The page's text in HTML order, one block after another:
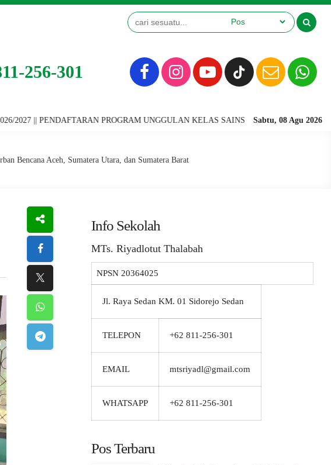
256-301
Sabtu, 08 Agu 2026
PROGRAM UNGGULAN KELAS SAINS TERINTEGRASI & KELAS
Bencana Aceh, Sumatera Utara, dan Sumatera Barat
Info Sekolah
MTs. Riyadlotut Thalabah
NPSN 20364025
Jl. Raya Sedan KM. 01 Sidorejo Sedan
TELEPON +62 811-256-301
EMAIL mtsriyadl@gmail.com
WHATSAPP +62 811-256-301
Pos Terbaru